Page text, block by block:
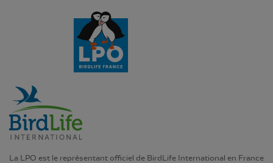
La LPO est le représentant officiel de BirdLife International en France